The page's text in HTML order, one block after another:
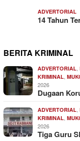
ADVERTORIAL
14 Tahun
BERITA KRIMINAL
ADVERTORIAL
KRIMINAL
2026
Dugaan
ADVERTORIAL
KRIMINAL
2026
Tiga Guru